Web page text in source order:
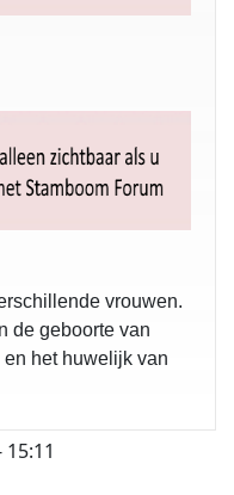
vrouwen.
de geboorte van
het huwelijk van